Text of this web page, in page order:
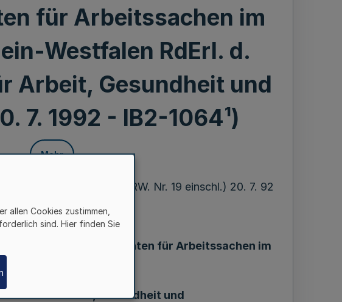
für Arbeitssachen im
Westfalen RdErl. d.
Arbeit, Gesundheit und
7. 1992 - IB2-1064¹)
Mehr
15. 4. 1999 = MBl. NRW. Nr. 19 einschl.) 20. 7. 92
bei den Gerichten für Arbeitssachen im
für Arbeit, Gesundheit und
allen Cookies zustimmen,
sind. Hier finden Sie